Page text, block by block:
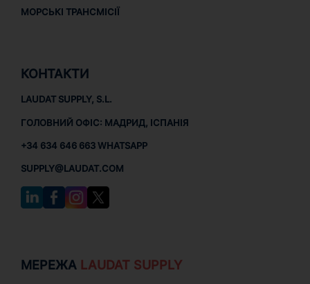
МОРСЬКІ ТРАНСМІСІЇ
КОНТАКТИ
LAUDAT SUPPLY, S.L.
ГОЛОВНИЙ ОФІС: МАДРИД, ІСПАНІЯ
+34 634 646 663 WHATSAPP
SUPPLY@LAUDAT.COM
МЕРЕЖА LAUDAT SUPPLY